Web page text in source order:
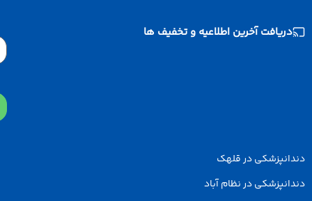
دریافت آخرین اطلاعیه و تخفیف ها
در قلهک
در نظام آباد